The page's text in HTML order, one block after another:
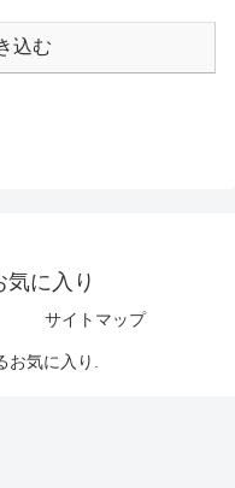
込む
に入り
サイトマップ
お気に入り.